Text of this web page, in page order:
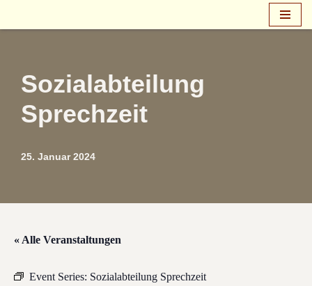
Sozialabteilung
Sprechzeit
25. Januar 2024
« Alle Veranstaltungen
Event Series: Sozialabteilung Sprechzeit